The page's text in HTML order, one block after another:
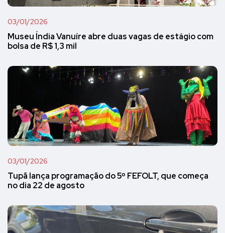
03/01/2026
Museu Índia Vanuíre abre duas vagas de estágio com
bolsa de R$ 1,3 mil
03/01/2026
Tupã lança programação do 5º FEFOLT, que começa
no dia 22 de agosto